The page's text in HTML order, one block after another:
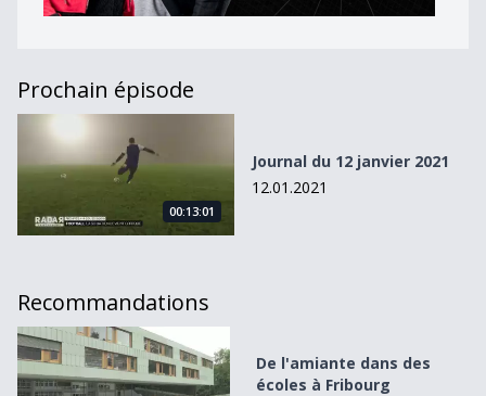
Prochain épisode
00:13:01
Journal du 12 janvier 2021
12.01.2021
Recommandations
De l&#039;amiante dans des écoles à Fribourg
De l'amiante dans des
écoles à Fribourg